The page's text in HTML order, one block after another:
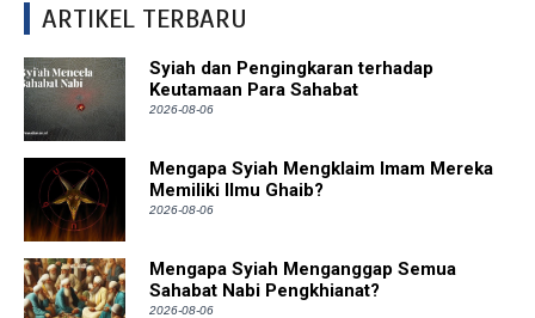
ARTIKEL TERBARU
Syiah dan Pengingkaran terhadap
Keutamaan Para Sahabat
2026-08-06
Mengapa Syiah Mengklaim Imam Mereka
Memiliki Ilmu Ghaib?
2026-08-06
Mengapa Syiah Menganggap Semua
Sahabat Nabi Pengkhianat?
2026-08-06